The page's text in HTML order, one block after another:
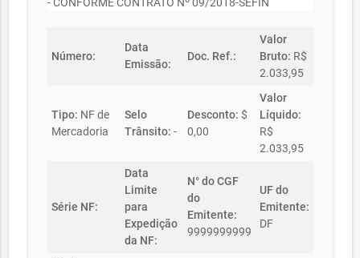
Número:
Data
Emissão:
Doc. Ref.:
Valor
Bruto: R$
2.033,95
Tipo: NF de
Mercadoria
Selo
Trânsito: -
Desconto: $
0,00
Valor
Líquido:
R$
2.033,95
Série NF:
Data
Limite
para
Expedição
da NF:
N° do CGF
do
Emitente:
9999999999
UF do
Emitente:
DF